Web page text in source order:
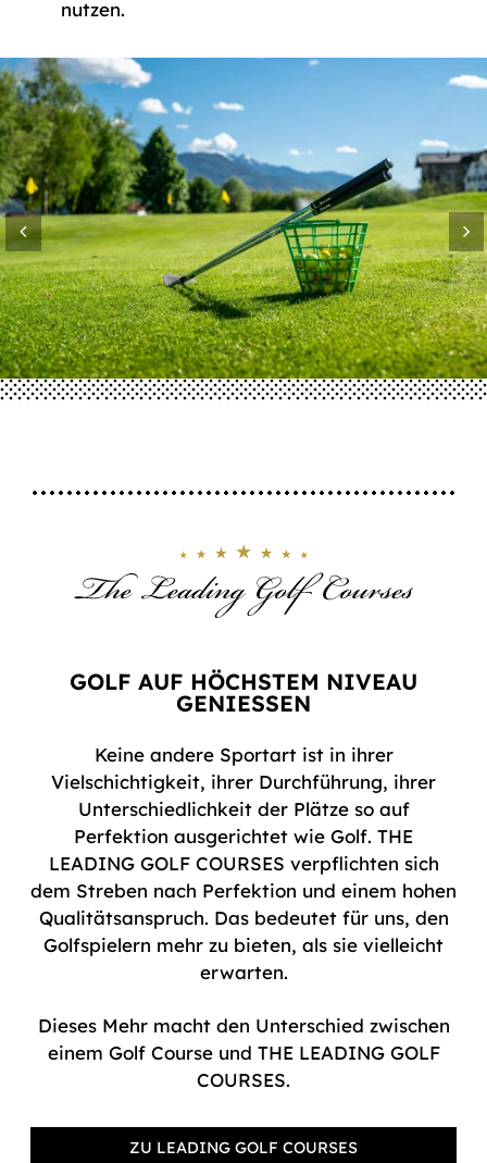
nutzen.
GOLF AUF HÖCHSTEM NIVEAU
GENIESSEN
Keine andere Sportart ist in ihrer
Vielschichtigkeit, ihrer Durchführung, ihrer
Unterschiedlichkeit der Plätze so auf
Perfektion ausgerichtet wie Golf. THE
LEADING GOLF COURSES verpflichten sich
dem Streben nach Perfektion und einem hohen
Qualitätsanspruch. Das bedeutet für uns, den
Golfspielern mehr zu bieten, als sie vielleicht
erwarten.
Dieses Mehr macht den Unterschied zwischen
einem Golf Course und THE LEADING GOLF
COURSES.
ZU LEADING GOLF COURSES